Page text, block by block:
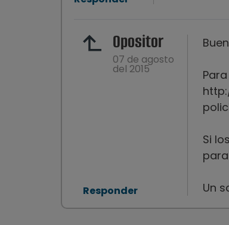
Opositor
07 de agosto
del 2015
Responder
Si
Un